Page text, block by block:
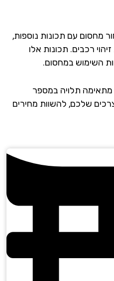
עם תכונות נוספות,
רכבים. תכונות אלו
במחסום.
תלויה במספר
שלכם, להשוות מחירים